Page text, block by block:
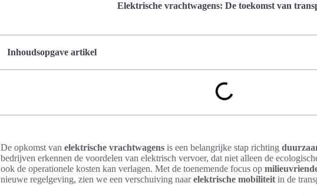
Elektrische vrachtwagens: De toekomst van
Inhoudsopgave artikel
De opkomst van elektrische vrachtwagens is een belangrijke stap richting
bedrijven erkennen de voordelen van elektrisch vervoer, dat niet alleen de
ook de operationele kosten kan verlagen. Met de toenemende focus op
nieuwe regelgeving, zien we een verschuiving naarelektrische mobiliteit in de